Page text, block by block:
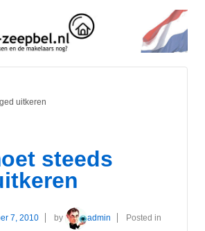
uitkeren
steeds
7, 2010 by admin
Posted in